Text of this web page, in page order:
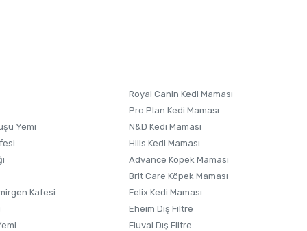
Yemi
Kafesi
Royal Canin Kedi Maması
Pro Plan Kedi Maması
N&D Kedi Maması
Hills Kedi Maması
Advance Köpek Maması
Brit Care Köpek Maması
Felix Kedi Maması
Eheim Dış Filtre
Fluval Dış Filtre